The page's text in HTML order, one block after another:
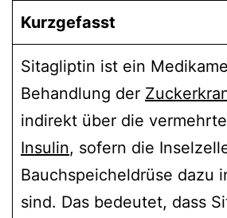
Kurzgefasst
Sitagliptin ist ein
Behandlung der
indirekt über die
Insulin, sofern die
Bauchspeicheldrüse dazu
sind. Das bedeutet, dass